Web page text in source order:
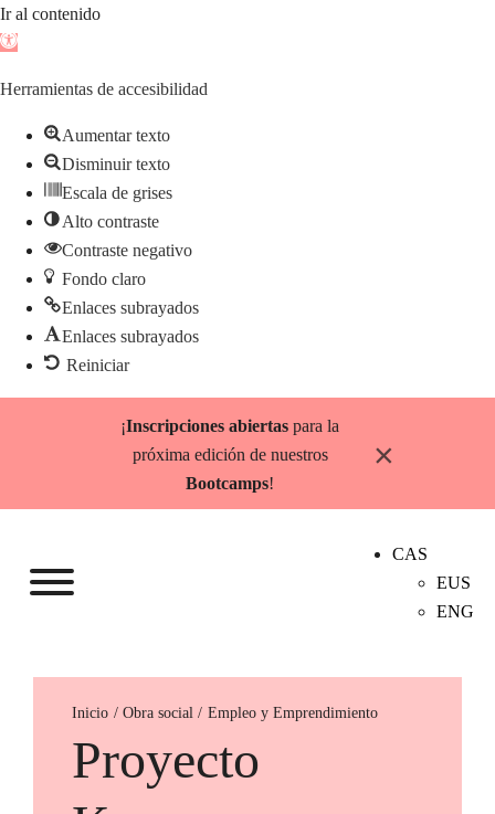
Ir al contenido
Abrir
de
herramientas
Herramientas de accesibilidad
Aumentar texto
Disminuir texto
Escala de grises
Alto contraste
Contraste negativo
Fondo claro
Enlaces subrayados
Enlaces subrayados
Reiniciar
¡Inscripciones abiertas para la
próxima edición de nuestros
Bootcamps!
×
CAS
EUS
ENG
Inicio Empleo y Emprendimiento
Proyecto